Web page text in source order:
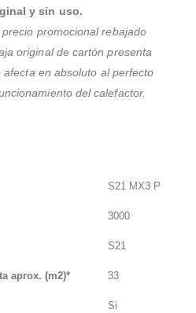
y sin uso.
promocional rebajado
original de cartón presenta
en absoluto al perfecto
del calefactor.
S21 MX3 P
3000
S21
aprox. (m2)* 33
Si